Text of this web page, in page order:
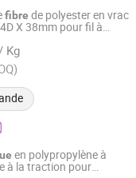
fibre de polyester en vrac
X 38mm pour fil à
/ Kg
Co., Ltd.
en polypropylène à
à la traction pour